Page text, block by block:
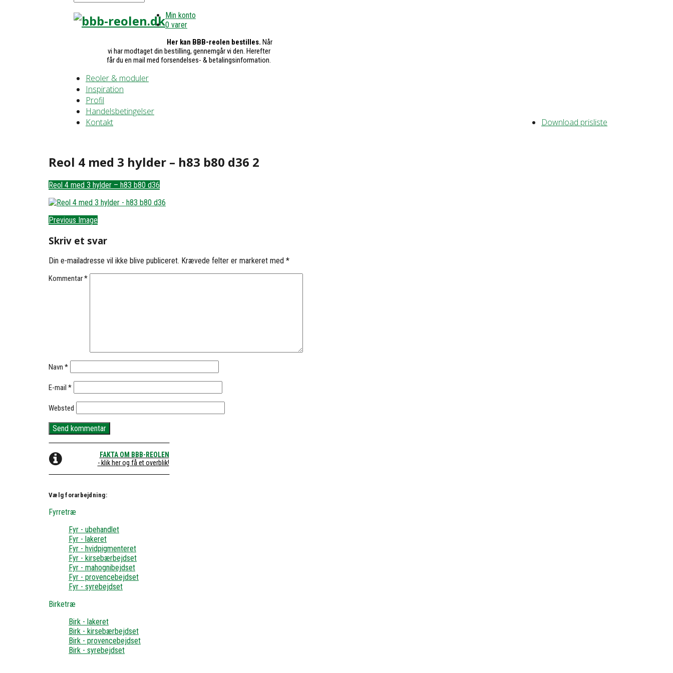
Min konto
0 varer
Her kan BBB-reolen bestilles. Når
vi har modtaget din bestilling, gennemgår vi den. Herefter
får du en mail med forsendelses- & betalingsinformation.
Reoler & moduler
Inspiration
Profil
Handelsbetingelser
Download prisliste
Kontakt
Reol 4 med 3 hylder – h83 b80 d36 2
Reol 4 med 3 hylder – h83 b80 d36
Previous Image
Skriv et svar
Din e-mailadresse vil ikke blive publiceret. Krævede felter er markeret med *
Kommentar*
Navn *
E-mail *
Websted
FAKTA OM BBB-REOLEN
- klik her og få et overblik!
Vælg forarbejdning:
Fyrretræ
Fyr - ubehandlet
Fyr - lakeret
Fyr - hvidpigmenteret
Fyr - kirsebærbejdset
Fyr - mahognibejdset
Fyr - provencebejdset
Fyr - syrebejdset
Birketræ
Birk - lakeret
Birk - kirsebærbejdset
Birk - provencebejdset
Birk - syrebejdset